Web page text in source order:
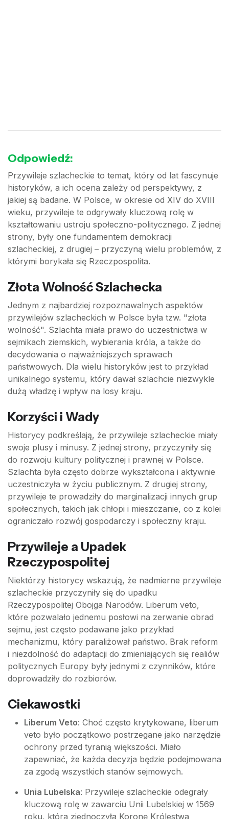
Odpowiedź:
Przywileje szlacheckie to temat, który od lat fascynuje
historyków, a ich ocena zależy od perspektywy, z
jakiej są badane. W Polsce, w okresie od XIV do XVIII
wieku, przywileje te odgrywały kluczową rolę w
kształtowaniu ustroju społeczno-politycznego. Z jednej
strony, były one fundamentem demokracji
szlacheckiej, z drugiej – przyczyną wielu problemów, z
którymi borykała się Rzeczpospolita.
Złota Wolność Szlachecka
Jednym z najbardziej rozpoznawalnych aspektów
przywilejów szlacheckich w Polsce była tzw. "złota
wolność". Szlachta miała prawo do uczestnictwa w
sejmikach ziemskich, wybierania króla, a także do
decydowania o najważniejszych sprawach
państwowych. Dla wielu historyków jest to przykład
unikalnego systemu, który dawał szlachcie niezwykle
dużą władzę i wpływ na losy kraju.
Korzyści i Wady
Historycy podkreślają, że przywileje szlacheckie miały
swoje plusy i minusy. Z jednej strony, przyczyniły się
do rozwoju kultury politycznej i prawnej w Polsce.
Szlachta była często dobrze wykształcona i aktywnie
uczestniczyła w życiu publicznym. Z drugiej strony,
przywileje te prowadziły do marginalizacji innych grup
społecznych, takich jak chłopi i mieszczanie, co z kolei
ograniczało rozwój gospodarczy i społeczny kraju.
Przywileje a Upadek
Rzeczypospolitej
Niektórzy historycy wskazują, że nadmierne przywileje
szlacheckie przyczyniły się do upadku
Rzeczypospolitej Obojga Narodów. Liberum veto,
które pozwalało jednemu posłowi na zerwanie obrad
sejmu, jest często podawane jako przykład
mechanizmu, który paraliżował państwo. Brak reform
i niezdolność do adaptacji do zmieniających się realiów
politycznych Europy były jednymi z czynników, które
doprowadziły do rozbiorów.
Ciekawostki
Liberum Veto: Choć często krytykowane, liberum
veto było początkowo postrzegane jako narzędzie
ochrony przed tyranią większości. Miało
zapewniać, że każda decyzja będzie podejmowana
za zgodą wszystkich stanów sejmowych.
Unia Lubelska: Przywileje szlacheckie odegrały
kluczową rolę w zawarciu Unii Lubelskiej w 1569
roku, która zjednoczyła Koronę Królestwa